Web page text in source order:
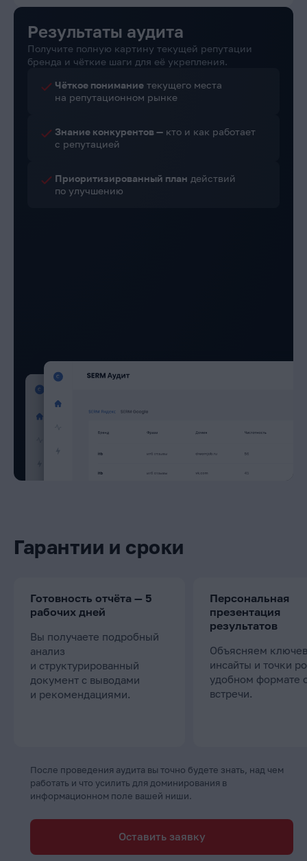
Результаты аудита
Получите полную картину текущей репутации
бренда и чёткие шаги для её укрепления.
Чёткое понимание текущего места
на репутационном рынке
Знание конкурентов — кто и как работает
с репутацией
Приоритизирован­ный план действий
по улучшению
Гарантии и сроки
Готовность отчёта — 5
рабочих дней
Вы получаете подробный
анализ
и структурированный
документ с выводами
и рекомендациями.
Персональная
презентация
результатов
Объясняем
инсайты и точки
удобном формате
встречи.
После проведения аудита вы точно будете знать, над чем
работать и что усилить для доминирования в
информационном поле вашей ниши.
Оставить заявку